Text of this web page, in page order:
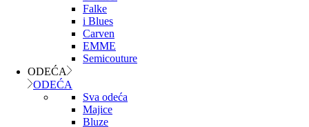
Falke
i Blues
Carven
EMME
Semicouture
ODEĆA
ODEĆA
Sva odeća
Majice
Bluze